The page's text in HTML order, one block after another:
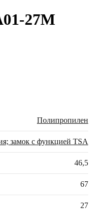
27M
Полипропилен
замок с функцией TSA
46,5
67
27